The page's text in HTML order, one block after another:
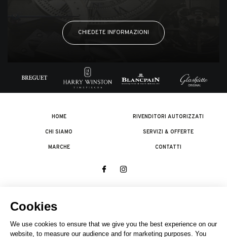
CHIEDETE INFORMAZIONI
HOME
CHI SIAMO
MARCHE
RIVENDITORI AUTORIZZATI
SERVIZI & OFFERTE
CONTATTI